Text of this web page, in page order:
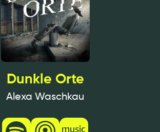
PODIUS
SPRICH MIT UNS
Dunkle Orte
Alexa Waschkau